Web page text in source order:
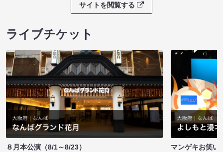
サイトを閲覧する
ライブチケット
８月本公演（8/1～8/23）
マンゲキお笑い